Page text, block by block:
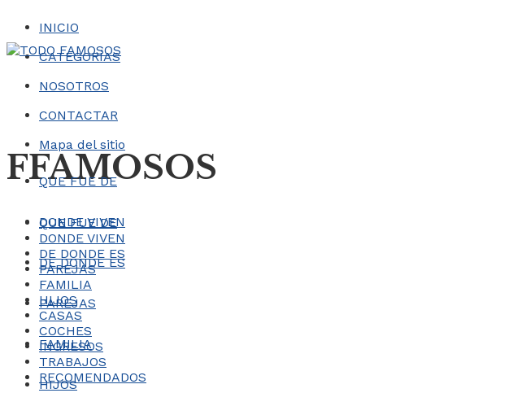
INICIO
CATEGORÍAS
NOSOTROS
CONTACTAR
Mapa del sitio
FFAMOSOS
QUE FUE DE
DONDE VIVEN
DE DONDE ES
PAREJAS
FAMILIA
HIJOS
QUE FUE DE
DONDE VIVEN
DE DONDE ES
PAREJAS
FAMILIA
HIJOS
CASAS
COCHES
INGRESOS
TRABAJOS
RECOMENDADOS